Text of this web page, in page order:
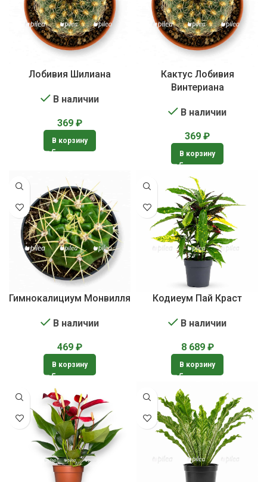
Лобивия Шилиана
В наличии
369 ₽
В корзину
Кактус Лобивия
Винтериана
В наличии
369 ₽
В корзину
Гимнокалициум Монвилля
В наличии
469 ₽
В корзину
Кодиеум Пай Краст
В наличии
8 689 ₽
В корзину